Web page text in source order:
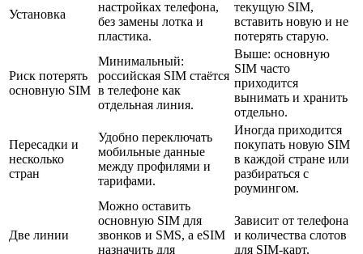
Установка
настройках телефона,
без замены лотка и
пластика.
текущую SIM,
вставить новую и не
потерять старую.
Риск потерять
основную SIM
Минимальный:
российская SIM стаётся
в телефоне как
отдельная линия.
Выше: основную
SIM часто
приходится
вынимать и хранить
отдельно.
Пересадки и
несколько
стран
Удобно переключать
мобильные данные
между профилями и
тарифами.
Иногда приходится
покупать новую SIM
в каждой стране или
разбираться с
роумингом.
Две линии
Можно оставить
основную SIM для
звонков и SMS, а eSIM
назначить для
Зависит от телефона
и количества слотов
для SIM-карт.